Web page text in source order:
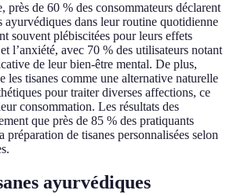
près de 60 % des consommateurs déclarent
ayurvédiques dans leur routine quotidienne
souvent plébiscitées pour leurs effets
l’anxiété, avec 70 % des utilisateurs notant
de leur bien-être mental. De plus,
les tisanes comme une alternative naturelle
pour traiter diverses affections, ce
consommation. Les résultats des
que près de 85 % des pratiquants
de tisanes personnalisées selon
ayurvédiques